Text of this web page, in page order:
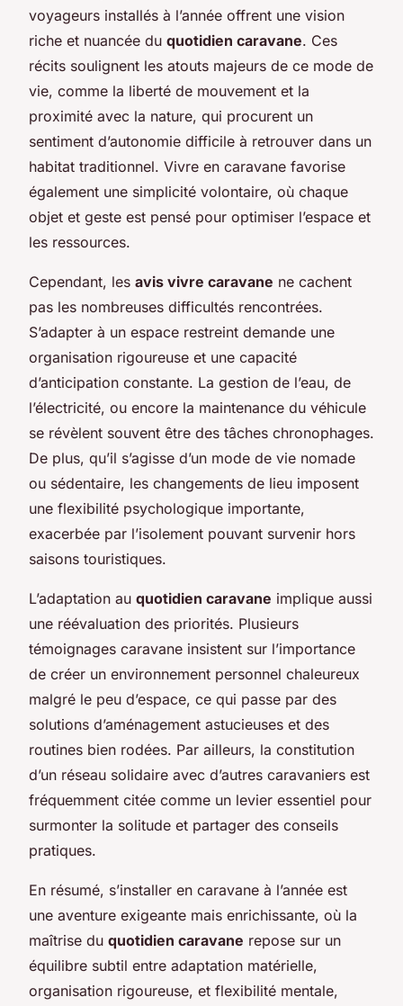
voyageurs installés à l’année offrent une vision
riche et nuancée du quotidien caravane. Ces
récits soulignent les atouts majeurs de ce mode de
vie, comme la liberté de mouvement et la
proximité avec la nature, qui procurent un
sentiment d’autonomie difficile à retrouver dans un
habitat traditionnel. Vivre en caravane favorise
également une simplicité volontaire, où chaque
objet et geste est pensé pour optimiser l’espace et
les ressources.
Cependant, les avis vivre caravane ne cachent
pas les nombreuses difficultés rencontrées.
S’adapter à un espace restreint demande une
organisation rigoureuse et une capacité
d’anticipation constante. La gestion de l’eau, de
l’électricité, ou encore la maintenance du véhicule
se révèlent souvent être des tâches chronophages.
De plus, qu’il s’agisse d’un mode de vie nomade
ou sédentaire, les changements de lieu imposent
une flexibilité psychologique importante,
exacerbée par l’isolement pouvant survenir hors
saisons touristiques.
L’adaptation au quotidien caravane implique aussi
une réévaluation des priorités. Plusieurs
témoignages caravane insistent sur l’importance
de créer un environnement personnel chaleureux
malgré le peu d’espace, ce qui passe par des
solutions d’aménagement astucieuses et des
routines bien rodées. Par ailleurs, la constitution
d’un réseau solidaire avec d’autres caravaniers est
fréquemment citée comme un levier essentiel pour
surmonter la solitude et partager des conseils
pratiques.
En résumé, s’installer en caravane à l’année est
une aventure exigeante mais enrichissante, où la
maîtrise du quotidien caravane repose sur un
équilibre subtil entre adaptation matérielle,
organisation rigoureuse, et flexibilité mentale,